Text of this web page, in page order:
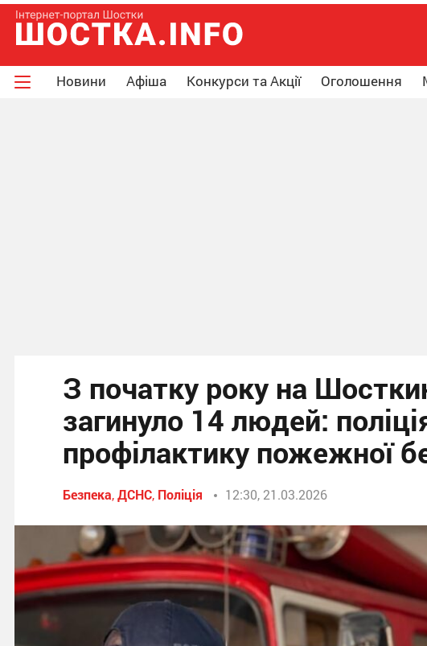
Новини Афіша Конкурси та Акції Оголошення
З початку року на
загинуло 14 людей:
профілактику пожежної
Безпека,ДСНС, Поліція 12:30, 21.03.2026